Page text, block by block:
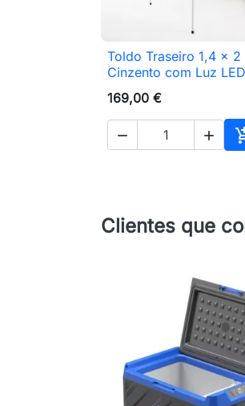
 Vista
Toldo Traseiro 1,4 x 2
Cinzento com Luz
169,00 €
 
Clientes que